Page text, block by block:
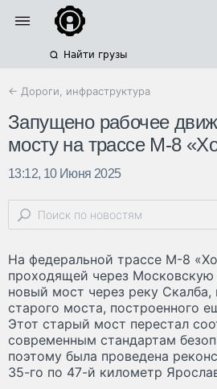
Найти грузы
← Дороги, инфраструктура
Запущено рабочее
мосту на трассе М-8
13:12, 10 Июня 2025
На федеральной трассе М-8
проходящей через Московскую
новый мост через реку Скалба,
старого моста, построенного
Этот старый мост перестал
современным стандартам
поэтому была проведена
35-го по 47-й километр